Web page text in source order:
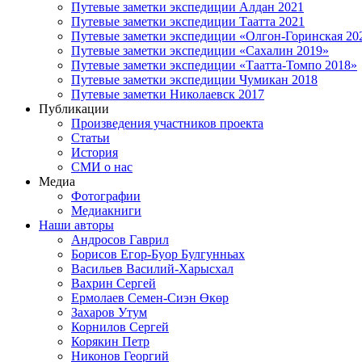
Путевые заметки экспедиции Алдан 2021
Путевые заметки экспедиции Таатта 2021
Путевые заметки экспедиции «Олгон-Горинская
Путевые заметки экспедиции «Сахалин 2019»
Путевые заметки экспедиции «Таатта-Томпо 2018»
Путевые заметки экспедиции Чумикан 2018
Путевые заметки Николаевск 2017
Публикации
Произведения участников проекта
Статьи
История
СМИ о нас
Медиа
Фотографии
Медиакниги
Наши авторы
Андросов Гаврил
Борисов Егор-Буор Булгунньах
Васильев Василий-Харысхал
Вахрин Сергей
Ермолаев Семен-Сиэн Өкөр
Захаров Утум
Корнилов Сергей
Корякин Петр
Никонов Георгий